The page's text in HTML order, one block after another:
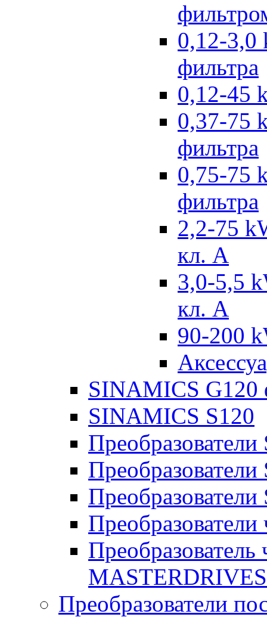
0,12-3,0
фильтра
0,12-45
0,37-75
фильтра
0,75-75
фильтра
2,2-75
кл. А
3,0-5,5
кл. А
90-200
SINAMICS G120
SINAMICS S120
MASTERDRIVES
Преобразователи